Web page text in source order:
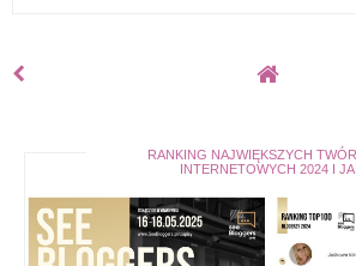
RANKING NAJWIĘKSZYCH
INTERNETOWYCH 2024 I JA!